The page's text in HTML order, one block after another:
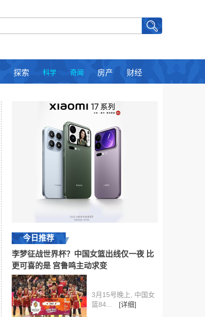
探索 科学 奇闻 房产 财经
今日推荐
李梦征战世界杯？中国女篮出线仅一夜 比
更可喜的是 宫鲁鸣主动求变
3月15号晚上, 中国女
篮84...
[详细]